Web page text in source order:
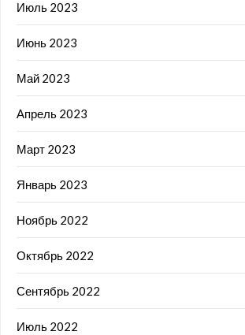
Июль 2023
Июнь 2023
Май 2023
Апрель 2023
Март 2023
Январь 2023
Ноябрь 2022
Октябрь 2022
Сентябрь 2022
Июль 2022